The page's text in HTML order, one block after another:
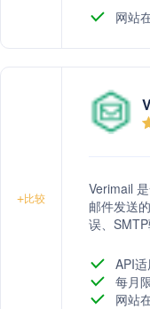
网站
+比较
Verimail
邮件发送
误、
API
每月
网站